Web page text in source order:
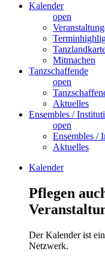
Kalender
open
Mitmachen
Tanzschaffende
open
Aktuelles
Ensembles /
open
Ensembles /
Aktuelles
Kalender
Pflegen
Der Kalender ist
Netzwerk.